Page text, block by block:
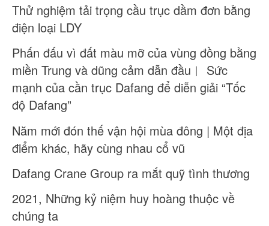
Thử nghiệm tải trọng cầu trục dầm đơn bằng
điện loại LDY
Phấn đấu vì đất màu mỡ của vùng đồng bằng
miền Trung và dũng cảm dẫn đầu︱ Sức
mạnh của cần trục Dafang để diễn giải “Tốc
độ Dafang”
Năm mới đón thế vận hội mùa đông | Một địa
điểm khác, hãy cùng nhau cổ vũ
Dafang Crane Group ra mắt quỹ tình thương
2021, Những kỷ niệm huy hoàng thuộc về
chúng ta